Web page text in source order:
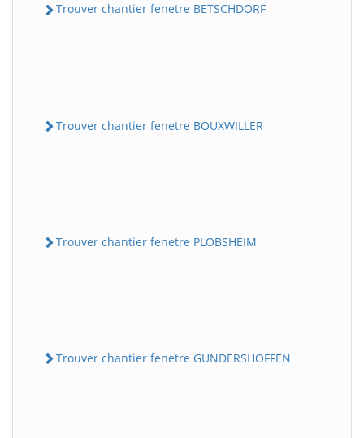
Trouver chantier fenetre BETSCHDORF
Trouver chantier fenetre BOUXWILLER
Trouver chantier fenetre PLOBSHEIM
Trouver chantier fenetre GUNDERSHOFFEN